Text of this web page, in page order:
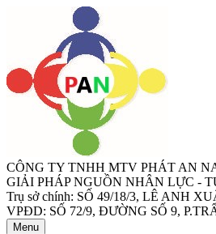
CÔNG TY TNHH MTV PHÁT AN
GIẢI PHÁP NGUỒN NHÂN LỰC -
Trụ sở chính: SỐ 49/18/3, LÊ ANH
VPĐD: SỐ 72/9, ĐƯỜNG SỐ 9,
Menu